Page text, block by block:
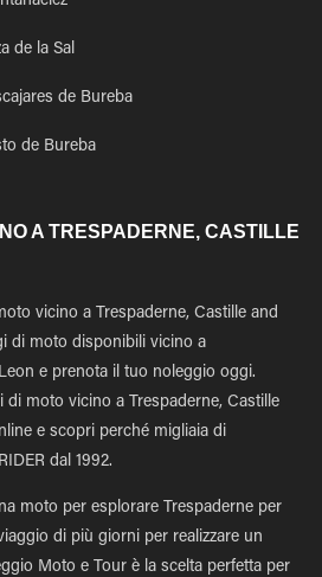
de la Sal
de Bureba
de Bureba
A TRESPADERNE, CASTILLE
vicino a Trespaderne, Castille and
di moto disponibili vicino a
e prenota il tuo noleggio oggi.
moto vicino a Trespaderne, Castille
e scopri perché migliaia di
dal 1992.
moto per esplorare Trespaderne per
di più giorni per realizzare un
Moto e Tour è la scelta perfetta per